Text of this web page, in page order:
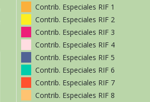
Contrib. Especiales RIF 1
Contrib. Especiales RIF 2
Contrib. Especiales RIF 3
Contrib. Especiales RIF 4
Contrib. Especiales RIF 5
Contrib. Especiales RIF 6
Contrib. Especiales RIF 7
Contrib. Especiales RIF 8